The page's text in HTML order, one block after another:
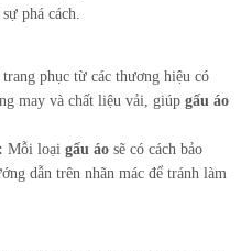
phá cách.
phục từ các thương hiệu có
may và chất liệu vải, giúpgấu áo
Mỗi loạigấu áo sẽ có cách bảo
dẫn trên nhãn mác để tránh làm